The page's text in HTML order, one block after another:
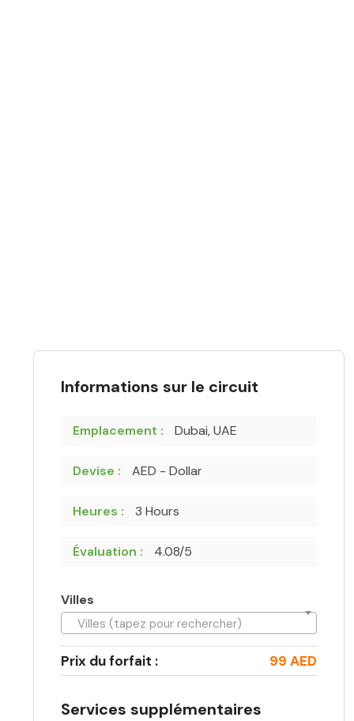
Informations sur le circuit
Emplacement : Dubai, UAE
Devise : AED - Dollar
Heures : 3 Hours
Évaluation : 4.08/5
Villes
Villes (tapez pour rechercher)
Prix du forfait : 99 AED
Services supplémentaires